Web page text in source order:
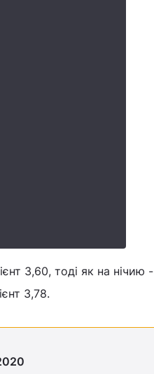
3,60, тоді як на нічию -
3,78.